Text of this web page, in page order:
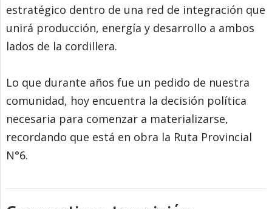
estratégico dentro de una red de integración que
unirá producción, energía y desarrollo a ambos
lados de la cordillera.
Lo que durante años fue un pedido de nuestra
comunidad, hoy encuentra la decisión política
necesaria para comenzar a materializarse,
recordando que está en obra la Ruta Provincial
N°6.